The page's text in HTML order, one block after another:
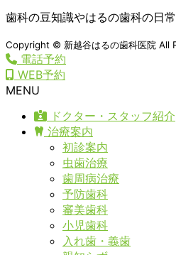
歯科の豆知識やはるの歯科の日
Copyright © 新越谷はるの歯科医院 All
電話予約
WEB予約
MENU
ドクター・スタッフ紹介
治療案内
初診案内
虫歯治療
歯周病治療
予防歯科
審美歯科
小児歯科
入れ歯・義歯